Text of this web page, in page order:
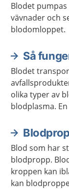
Blodet
vävnader och
blodomloppet.
Så
Blodet
olika typer av
blodplasma.
Blod som har
blodpropp.
kroppen kan
kan